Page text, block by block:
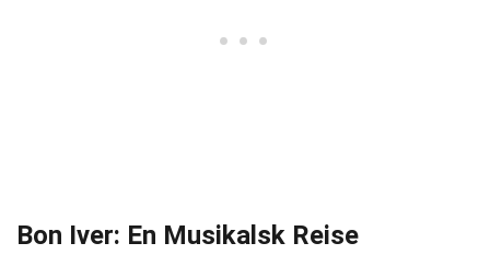
Bon Iver: En Musikalsk Reise